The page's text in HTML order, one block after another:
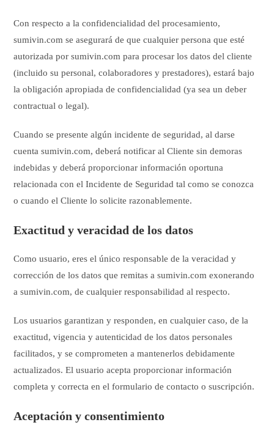
Con respecto a la confidencialidad del procesamiento,
sumivin.com se asegurará de que cualquier persona que esté
autorizada por sumivin.com para procesar los datos del cliente
(incluido su personal, colaboradores y prestadores), estará bajo
la obligación apropiada de confidencialidad (ya sea un deber
contractual o legal).
Cuando se presente algún incidente de seguridad, al darse
cuenta sumivin.com, deberá notificar al Cliente sin demoras
indebidas y deberá proporcionar información oportuna
relacionada con el Incidente de Seguridad tal como se conozca
o cuando el Cliente lo solicite razonablemente.
Exactitud y veracidad de los datos
Como usuario, eres el único responsable de la veracidad y
corrección de los datos que remitas a sumivin.com exonerando
a sumivin.com, de cualquier responsabilidad al respecto.
Los usuarios garantizan y responden, en cualquier caso, de la
exactitud, vigencia y autenticidad de los datos personales
facilitados, y se comprometen a mantenerlos debidamente
actualizados. El usuario acepta proporcionar información
completa y correcta en el formulario de contacto o suscripción.
Aceptación y consentimiento